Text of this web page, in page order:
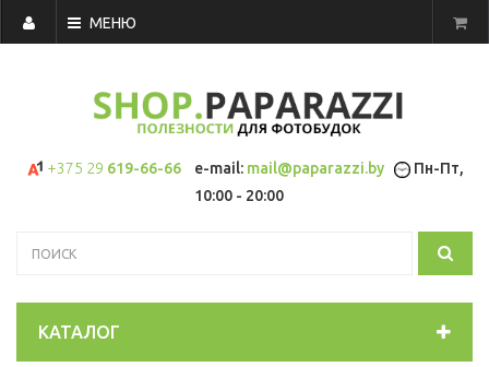
МЕНЮ
+375 29 619-66-66 e-mail: mail@paparazzi.by
Пн-Пт,
10:00 - 20:00
КАТАЛОГ